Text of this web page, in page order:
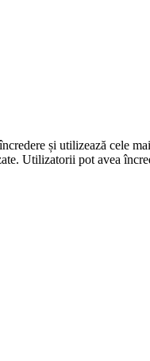
și utilizează cele
Utilizatorii pot avea